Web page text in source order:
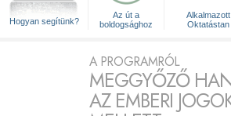
Hogyan segítünk?
Az út a
boldogsághoz
Alkalmazott
Oktatástan
A PROGRAMRÓL
MEGGYŐZŐ
AZ EMBERI